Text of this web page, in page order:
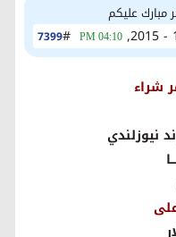
مبارك عليكم
7399# 04:10 PM
شراء
نيوزلندي